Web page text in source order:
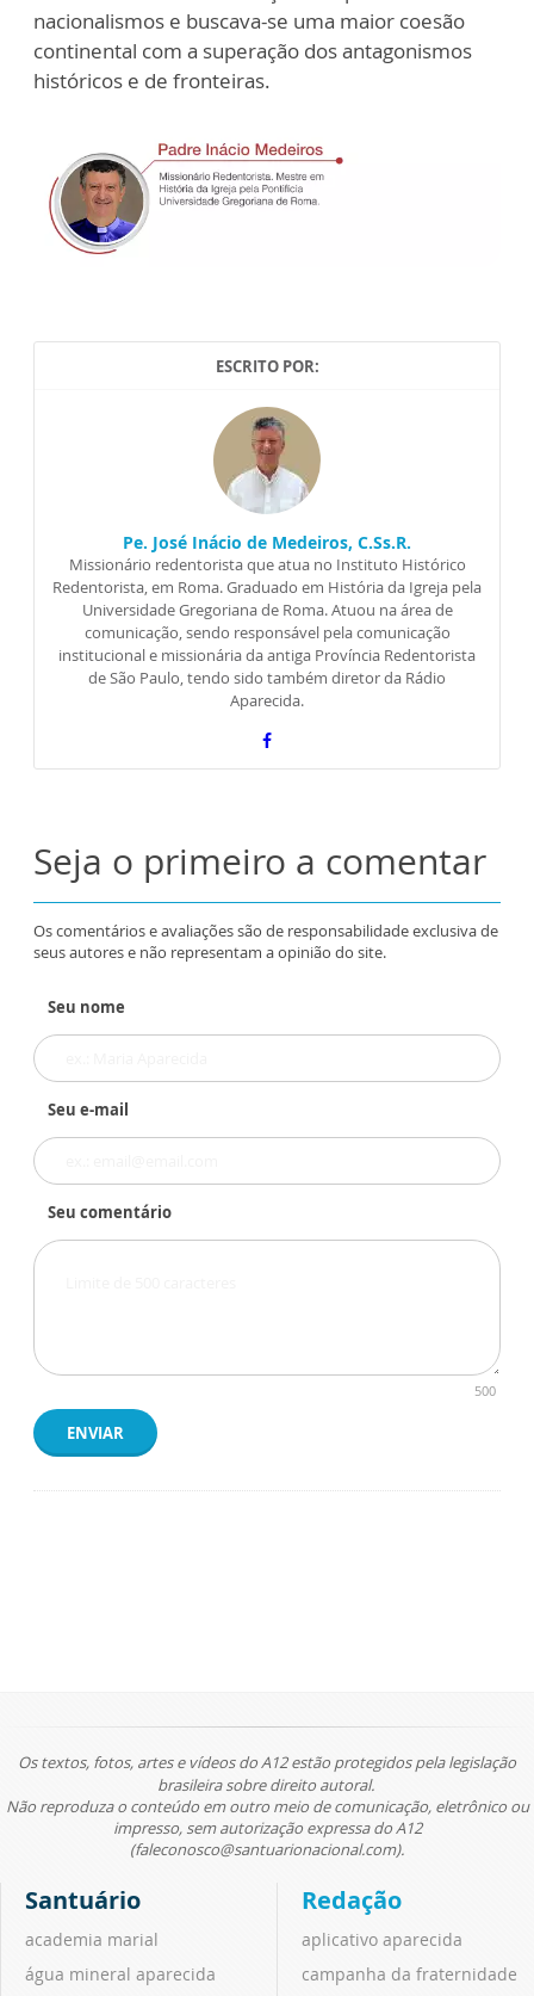
nacionalismos e buscava-se uma maior coesão
continental com a superação dos antagonismos
históricos e de fronteiras.
ESCRITO POR:
Pe. José Inácio de Medeiros, C.Ss.R.
Missionário redentorista que atua no Instituto Histórico
Redentorista, em Roma. Graduado em História da Igreja pela
Universidade Gregoriana de Roma. Atuou na área de
comunicação, sendo responsável pela comunicação
institucional e missionária da antiga Província Redentorista
de São Paulo, tendo sido também diretor da Rádio
Aparecida.
Seja o primeiro a comentar
Os comentários e avaliações são de responsabilidade exclusiva de
seus autores e não representam a opinião do site.
Seu nome
Seu e-mail
Seu comentário
500
ENVIAR
Os textos, fotos, artes e vídeos do A12 estão protegidos pela legislação
brasileira sobre direito autoral.
Não reproduza o conteúdo em outro meio de comunicação, eletrônico ou
impresso, sem autorização expressa do A12
(faleconosco@santuarionacional.com).
Santuário
academia marial
água mineral aparecida
Redação
aplicativo aparecida
campanha da fraternidade